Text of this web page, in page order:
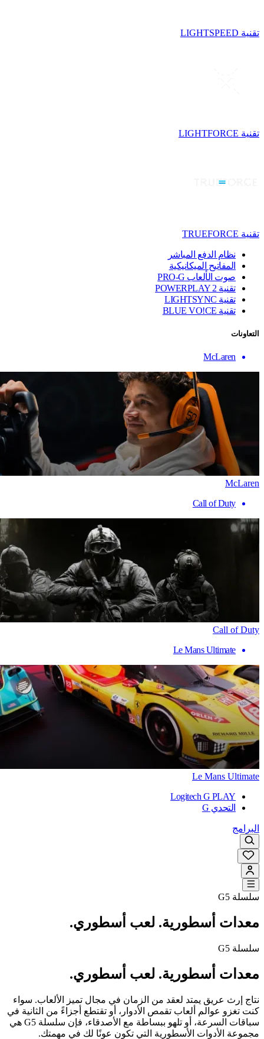
تقنية LIGHTSPEED
تقنية LIGHTFORCE
تقنية TRUEFORCE
نظام الدفع المباشر
المفاتيح الميكانيكية
صوت الألعاب PRO-G
تقنية ‏POWERPLAY 2
تقنية LIGHTSYNC
تقنية BLUE VO!CE
التعاونات
McLaren
McLaren
Call of Duty
Call of Duty
Le Mans Ultimate
Le Mans Ultimate
Logitech G PLAY
التحدي G
البرامج
سلسلة G5
معدات أسطورية. لعب أسطوري.
سلسلة G5
معدات أسطورية. لعب أسطوري.
نتاج إرث عريق يمتد لعقد من الزمان في مجال تميز الألعاب. سواء
كنت تغزو عوالم ألعاب تقمص الأدوار، أو تقتطع أجزاءً من الثانية في
سباقات السرعة، أو تلهو ببساطة مع الأصدقاء، فإن سلسلة G5‏ هي
مجموعة الأدوات الأسطورية التي تكون عونًا لك في مهمتك.